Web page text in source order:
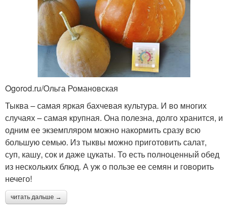
Ogorod.ru/Ольга Романовская
Тыква – самая яркая бахчевая культура. И во многих
случаях – самая крупная. Она полезна, долго хранится, и
одним ее экземпляром можно накормить сразу всю
большую семью. Из тыквы можно приготовить салат,
суп, кашу, сок и даже цукаты. То есть полноценный обед
из нескольких блюд. А уж о пользе ее семян и говорить
нечего!
читать дальше →